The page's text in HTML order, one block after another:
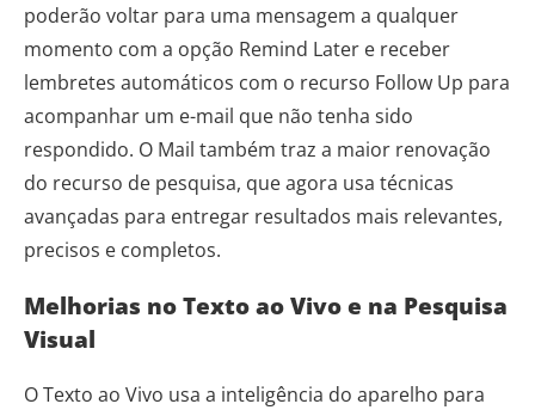
poderão voltar para uma mensagem a qualquer
momento com a opção Remind Later e receber
lembretes automáticos com o recurso Follow Up para
acompanhar um e-mail que não tenha sido
respondido. O Mail também traz a maior renovação
do recurso de pesquisa, que agora usa técnicas
avançadas para entregar resultados mais relevantes,
precisos e completos.
Melhorias no Texto ao Vivo e na Pesquisa
Visual
O Texto ao Vivo usa a inteligência do aparelho para